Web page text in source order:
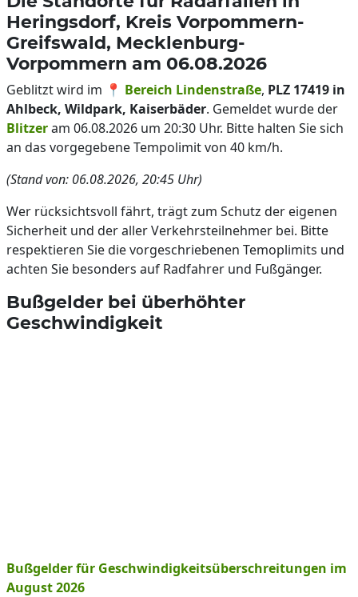
Heringsdorf, Kreis Vorpommern-
Greifswald, Mecklenburg-
Vorpommern am 06.08.2026
Geblitzt wird im 📍 Bereich Lindenstraße, PLZ 17419 in
Ahlbeck, Wildpark, Kaiserbäder. Gemeldet wurde der
Blitzeram 06.08.2026 um 20:30 Uhr. Bitte halten Sie sich
an das vorgegebene Tempolimit von 40 km/h.
(Stand von: 06.08.2026, 20:45 Uhr)
Wer rücksichtsvoll fährt, trägt zum Schutz der eigenen
Sicherheit und der aller Verkehrsteilnehmer bei. Bitte
respektieren Sie die vorgeschriebenen Temoplimits und
achten Sie besonders auf Radfahrer und Fußgänger.
Bußgelder bei überhöhter
Geschwindigkeit
Bußgelder für Geschwindigkeitsüberschreitungen im
August 2026